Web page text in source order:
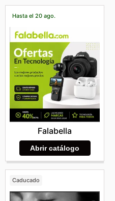
Hasta el 20 ago.
Falabella
Abrir catálogo
Caducado